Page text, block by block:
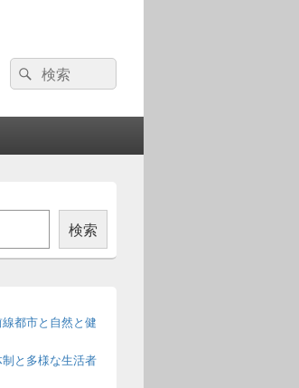
検
索:
検
索
検索
都市と自然と健
と多様な生活者